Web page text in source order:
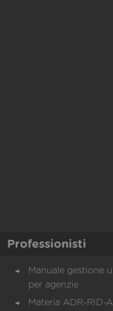
Professionisti
Manuale gestione
per agenzie
Materia ADR-RID-